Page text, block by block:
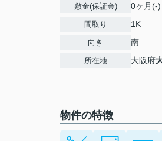
敷金(保証金) 0ヶ月(-)
間取り 1K
向き 南
所在地 大阪府
物件の特徴